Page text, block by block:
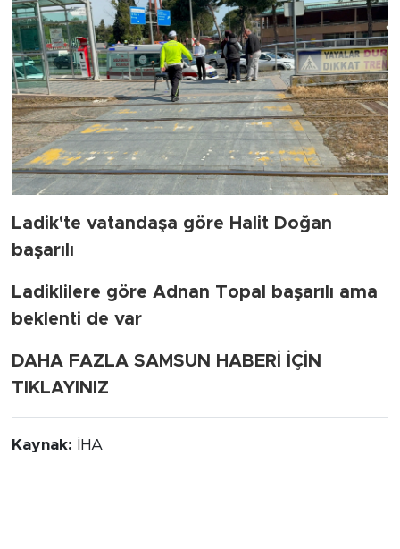
Ladik'te vatandaşa göre Halit Doğan
başarılı
Ladiklilere göre Adnan Topal başarılı ama
beklenti de var
DAHA FAZLA SAMSUN HABERİ İÇİN
TIKLAYINIZ
Kaynak: İHA